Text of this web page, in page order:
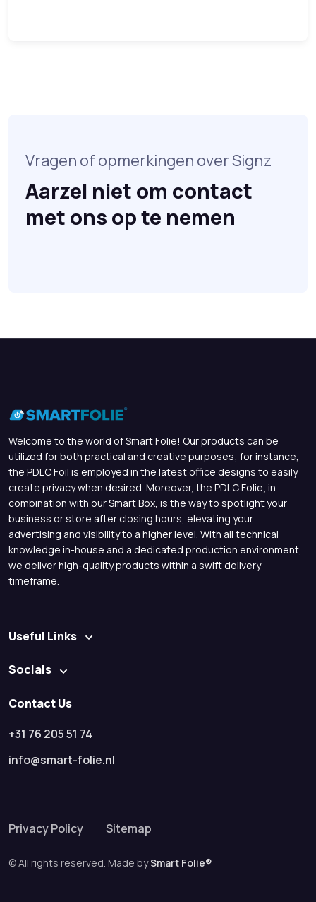
Vragen of opmerkingen over Signz
Aarzel niet om contact
met ons op te nemen
Welcome to the world of Smart Folie! Our products can be
utilized for both practical and creative purposes; for instance,
the PDLC Foil is employed in the latest office designs to easily
create privacy when desired. Moreover, the PDLC Folie, in
combination with our Smart Box, is the way to spotlight your
business or store after closing hours, elevating your
advertising and visibility to a higher level. With all technical
knowledge in-house and a dedicated production environment,
we deliver high-quality products within a swift delivery
timeframe.
Useful Links
Socials
Contact Us
+31 76 205 51 74
info@smart-folie.nl
Privacy Policy Sitemap
© All rights reserved. Made bySmart Folie®